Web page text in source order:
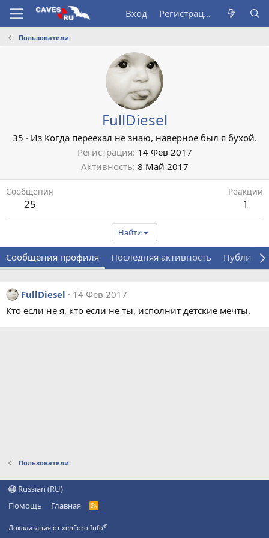
Вход Регистрация
Пользователи
FullDiesel
35 · Из Когда переехал не знаю, наверное был я бухой.
Регистрация 14 Фев 2017
Активность 8 Май 2017
Сообщения
25
Реакции
1
Найти
Сообщения профиля Последняя активность
FullDiesel
14 Фев 2017
Кто если не я, кто если не ты, исполнит детские мечты.
Пользователи
Russian (RU)
Помощь
Главная
R
Локализация от xenForo.Info®